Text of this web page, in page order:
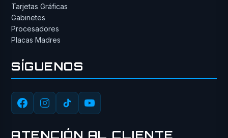
Tarjetas Gráficas
Gabinetes
Procesadores
Placas Madres
SÍGUENOS
ATENCIÓN AL CLIENTE